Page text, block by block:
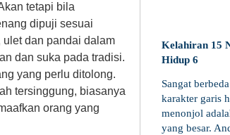
tetapi bila
dipuji sesuai
dan pandai dalam
dan suka pada tradisi.
yang perlu ditolong.
tersinggung, biasanya
orang yang
Kelahiran 15
Hidup 6
Sangat
karakter garis
menonjol
yang besar.